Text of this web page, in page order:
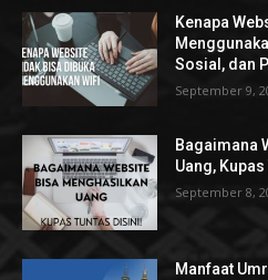
Kenapa
Sosial, dan
September 9,
Bagaimana
Uang,
September 8,
Manfaat